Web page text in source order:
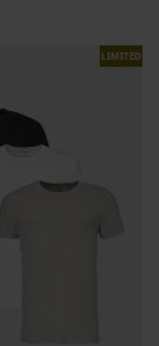
LIMITED